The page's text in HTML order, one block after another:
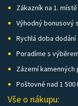
Zákazník na 1. místě
Výhodný bonusový
Rychlá doba dodání
Poradíme s
Zázemí kamenných
Poštovné nad 1 500
Vše o nákupu: